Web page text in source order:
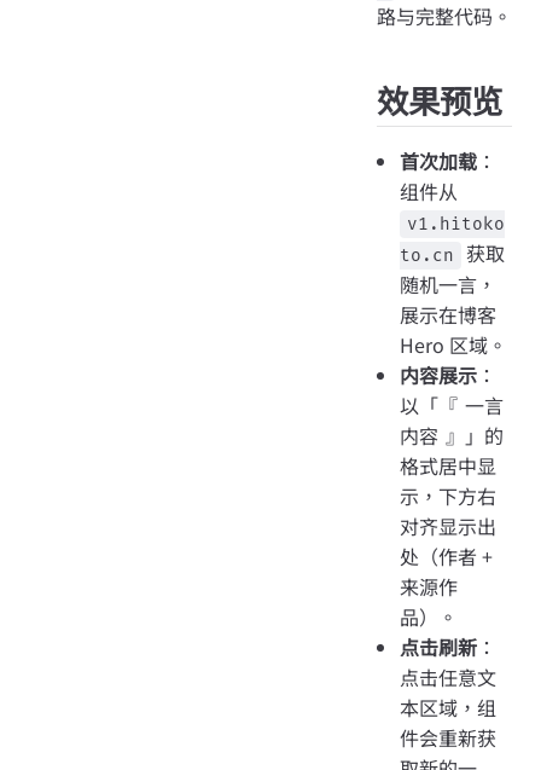
路与完整代码。
效果预览
首次加载 ：
组件从
v1.hitoko
to.cn
获取
随机一言，
展示在博客
Hero 区域。
内容展示 ：
以「『 一言
内容 』」的
格式居中显
示，下方右
对齐显示出
处（作者 +
来源作
品）。
点击刷新 ：
点击任意文
本区域，组
件会重新获